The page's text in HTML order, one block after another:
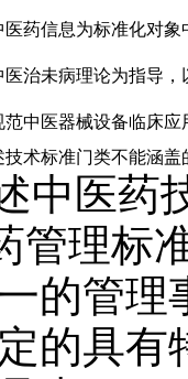
医药信息为标准化对
医治未病理论为指导
范中医器械设备临床
技术标准门类不能涵
医药技
管理标
的管
的具